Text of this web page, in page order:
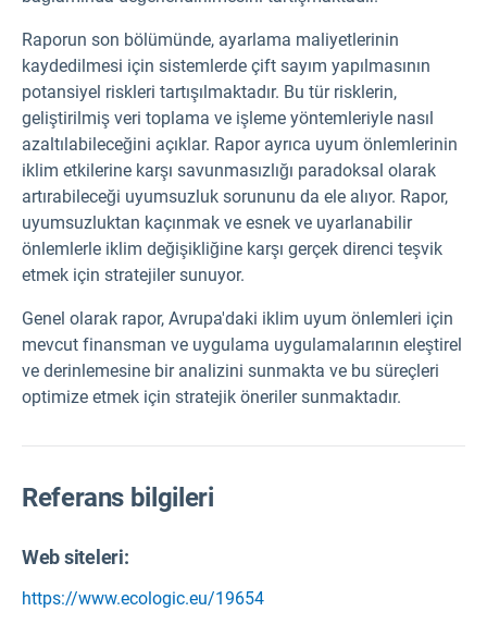
Raporun son bölümünde, ayarlama maliyetlerinin
kaydedilmesi için sistemlerde çift sayım yapılmasının
potansiyel riskleri tartışılmaktadır. Bu tür risklerin,
geliştirilmiş veri toplama ve işleme yöntemleriyle nasıl
azaltılabileceğini açıklar. Rapor ayrıca uyum önlemlerinin
iklim etkilerine karşı savunmasızlığı paradoksal olarak
artırabileceği uyumsuzluk sorununu da ele alıyor. Rapor,
uyumsuzluktan kaçınmak ve esnek ve uyarlanabilir
önlemlerle iklim değişikliğine karşı gerçek direnci teşvik
etmek için stratejiler sunuyor.
Genel olarak rapor, Avrupa'daki iklim uyum önlemleri için
mevcut finansman ve uygulama uygulamalarının eleştirel
ve derinlemesine bir analizini sunmakta ve bu süreçleri
optimize etmek için stratejik öneriler sunmaktadır.
Referans bilgileri
Web siteleri:
https://www.ecologic.eu/19654